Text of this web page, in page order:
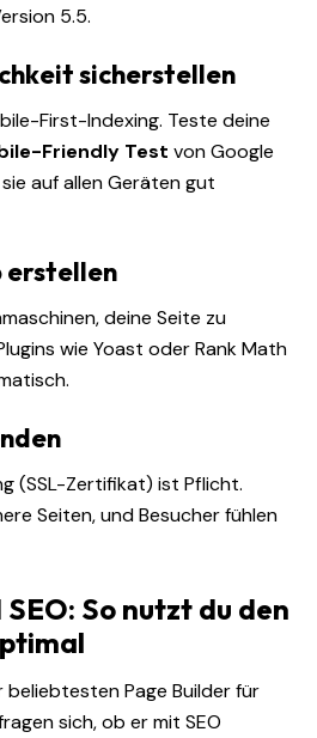
5.5.
sicherstellen
First-Indexing. Teste deine
Friendly Test von Google
auf allen Geräten gut
erstellen
deine Seite zu
wie Yoast oder Rank Math
(SSL-Zertifikat) ist Pflicht.
Seiten, und Besucher fühlen
So nutzt du den
Page Builder für
sich, ob er mit SEO